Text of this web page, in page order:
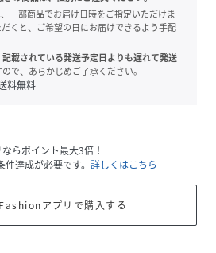
一部商品でお届け日時をご指定いただけま
くと、ご希望の日にお届けできるよう手配
載されている発送予定日よりも遅れて発送
で、あらかじめご了承ください。
料無料
らポイント最大3倍！
達成が必要です。 詳しくはこちら
アプリで購入する